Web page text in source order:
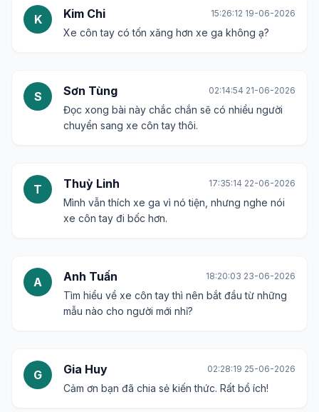
K Kim Chi 15:26:12 19-06-2026
Xe côn tay có tốn xăng hơn xe ga không ạ?
S Sơn Tùng 02:14:54 21-06-2026
Đọc xong bài này chắc chắn sẽ có nhiều người
chuyển sang xe côn tay thôi.
T Thuỳ Linh 17:35:14 22-06-2026
Mình vẫn thích xe ga vì nó tiện, nhưng nghe nói
xe côn tay đi bốc hơn.
A Anh Tuấn 18:20:03 23-06-2026
Tìm hiểu về xe côn tay thì nên bắt đầu từ những
mẫu nào cho người mới nhỉ?
G Gia Huy 02:28:19 25-06-2026
Cảm ơn bạn đã chia sẻ kiến thức. Rất bổ ích!